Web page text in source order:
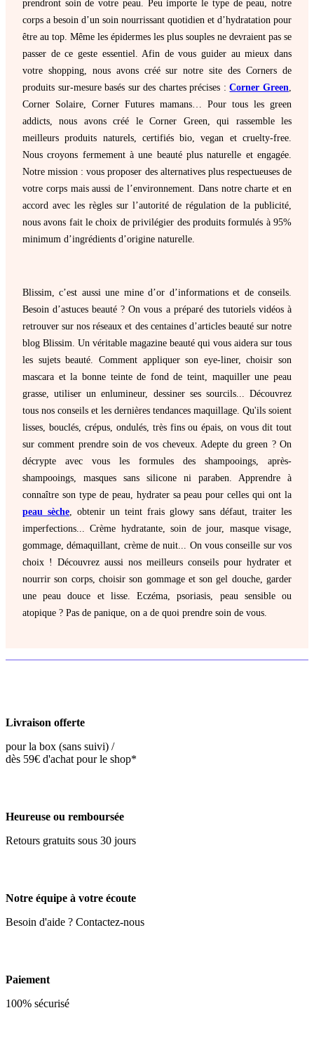
prendront soin de votre peau. Peu importe le type de peau, notre
corps a besoin d’un soin nourrissant quotidien et d’hydratation pour
être au top. Même les épidermes les plus souples ne devraient pas se
passer de ce geste essentiel. Afin de vous guider au mieux dans
votre shopping, nous avons créé sur notre site des Corners de
produits sur-mesure basés sur des chartes précises :Corner Green,
Corner Solaire, Corner Futures mamans… Pour tous les green
addicts, nous avons créé le Corner Green, qui rassemble les
meilleurs produits naturels, certifiés bio, vegan et cruelty-free.
Nous croyons fermement à une beauté plus naturelle et engagée.
Notre mission : vous proposer des alternatives plus respectueuses de
votre corps mais aussi de l’environnement. Dans notre charte et en
accord avec les règles sur l’autorité de régulation de la publicité,
nous avons fait le choix de privilégier des produits formulés à 95%
minimum d’ingrédients d’origine naturelle.
Blissim, c’est aussi une mine d’or d’informations et de conseils.
Besoin d’astuces beauté ? On vous a préparé des tutoriels vidéos à
retrouver sur nos réseaux et des centaines d’articles beauté sur notre
blog Blissim. Un véritable magazine beauté qui vous aidera sur tous
les sujets beauté. Comment appliquer son eye-liner, choisir son
mascara et la bonne teinte de fond de teint, maquiller une peau
grasse, utiliser un enlumineur, dessiner ses sourcils... Découvrez
tous nos conseils et les dernières tendances maquillage. Qu'ils soient
lisses, bouclés, crépus, ondulés, très fins ou épais, on vous dit tout
sur comment prendre soin de vos cheveux. Adepte du green ? On
décrypte avec vous les formules des shampooings, après-
shampooings, masques sans silicone ni paraben. Apprendre à
connaître son type de peau, hydrater sa peau pour celles qui ont la
peau sèche, obtenir un teint frais glowy sans défaut, traiter les
imperfections... Crème hydratante, soin de jour, masque visage,
gommage, démaquillant, crème de nuit... On vous conseille sur vos
choix ! Découvrez aussi nos meilleurs conseils pour hydrater et
nourrir son corps, choisir son gommage et son gel douche, garder
une peau douce et lisse. Eczéma, psoriasis, peau sensible ou
atopique ? Pas de panique, on a de quoi prendre soin de vous.
Livraison offerte
pour la box (sans suivi) /
dès 59€ d'achat pour le shop*
Heureuse ou remboursée
Retours gratuits sous 30 jours
Notre équipe à votre écoute
Besoin d'aide ? Contactez-nous
Paiement
100% sécurisé